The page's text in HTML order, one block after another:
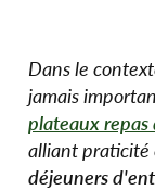
Dans le
jamais
plateaux repas
alliant praticité
déjeuners